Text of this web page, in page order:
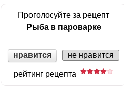
Проголосуйте за рецепт
Рыба в пароварке
нравится не нравится
рейтинг рецепта